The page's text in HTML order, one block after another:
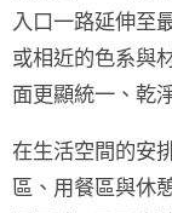
入口一路延伸至
或相近的色系與
面更顯統一、乾
在生活空間的安
區、用餐區與休